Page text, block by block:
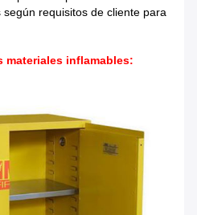
requisitos de cliente para
materiales inflamables: